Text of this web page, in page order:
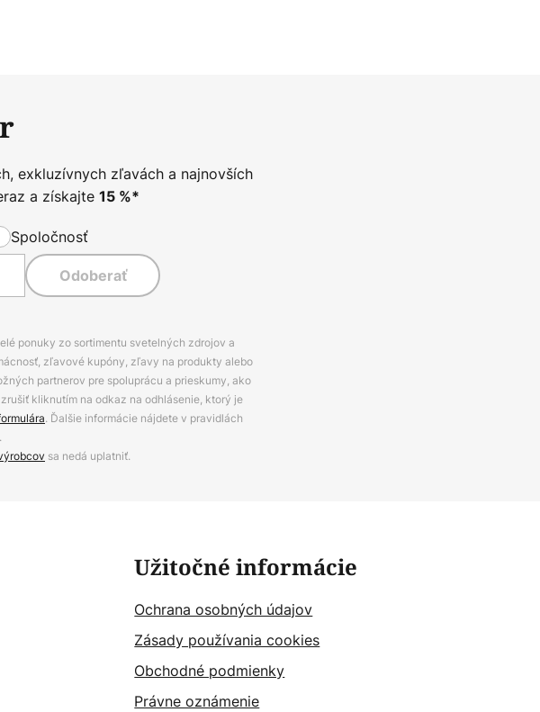
exkluzívnych zľavách a najnovších
a získajte 15%*
Spoločnosť
Odoberať
ponuky zo sortimentu svetelných zdrojov a
zľavové kupóny, zľavy na produkty alebo
partnerov pre spoluprácu a prieskumy, ako
kliknutím na odkaz na odhlásenie, ktorý je
. Ďalšie informácie nájdete v pravidlách
.
sa nedá uplatniť.
Užitočné informácie
Ochrana osobných údajov
Zásady používania cookies
Obchodné podmienky
Právne oznámenie